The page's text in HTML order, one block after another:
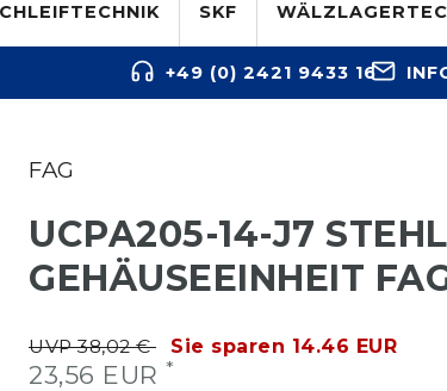
SKF
+49 (0) 2421 9433 16
FAG
UCPA205-14-J7
GEHÄUSEEINHEIT
UVP 38,02 € Sie sparen 14.46 EUR
23,56 EUR *